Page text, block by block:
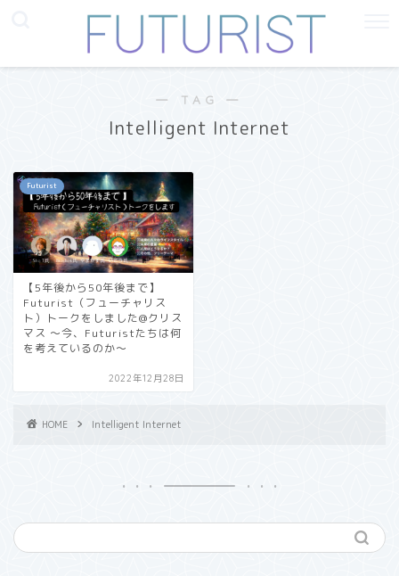
― TAG ―
Intelligent Internet
Futurist
【5年後から50年後まで】
Futurist（フューチャリス
ト）トークをしました@クリス
マス 〜今、Futuristたちは何
を考えているのか〜
2022年12月28日
HOME Intelligent Internet